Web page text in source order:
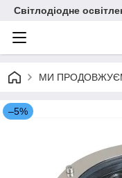
Світлодіодне
МИ
–5%